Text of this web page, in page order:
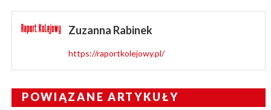
Zuzanna Rabinek
https://raportkolejowy.pl/
POWIĄZANE ARTYKUŁY